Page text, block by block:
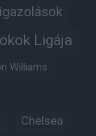
Ligája
Williams
Chelsea